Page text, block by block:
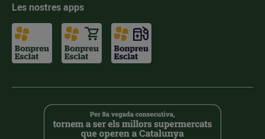
Les nostres apps